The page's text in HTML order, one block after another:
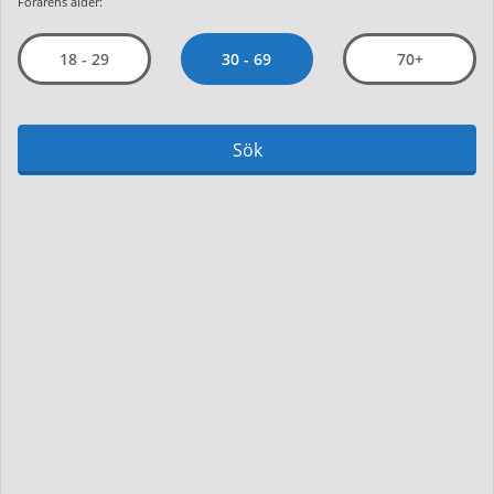
18 - 29 30 - 69 70+
Sök